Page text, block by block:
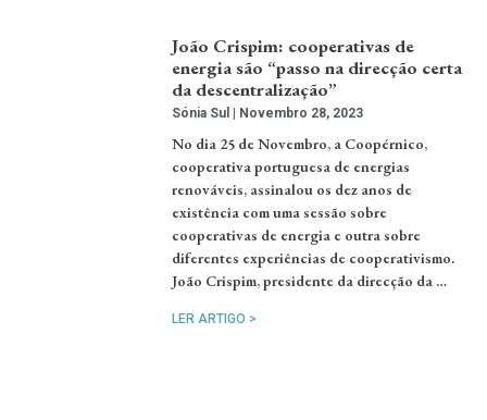
João Crispim: cooperativas de
energia são “passo na direcção certa
da descentralização”
Sónia Sul Novembro 28, 2023
No dia 25 de Novembro, a Coopérnico,
cooperativa portuguesa de energias
renováveis, assinalou os dez anos de
existência com uma sessão sobre
cooperativas de energia e outra sobre
diferentes experiências de cooperativismo.
João Crispim, presidente da direcção da …
LER ARTIGO >